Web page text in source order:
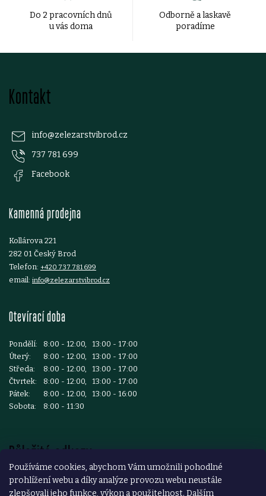
Používáme cookies, abychom Vám umožnili pohodlné
prohlížení webu a díky analýze provozu webu neustále
zlepšovali jeho funkce, výkon a použitelnost. Dalším
r
Do 2 pracovních dnů
u vás doma
Odborně a laskavě
poradíme
Kontakt
info@zelezarstvibrod.cz
737 781 699
Facebook
Kamenná prodejna
Kollárova 221
282 01 Český Brod
Telefon: +420 737 781 699
email: info@zelezarstvibrod.cz
Otevírací doba
Pondělí:
8:00 - 12:00, 13:00 - 17:00
Úterý:
8:00 - 12:00, 13:00 - 17:00
Středa:
8:00 - 12:00, 13:00 - 17:00
Čtvrtek:
8:00 - 12:00, 13:00 - 17:00
Pátek:
8:00 - 12:00, 13:00 - 16:00
Sobota:
8:00 - 11:30
Důležité odkazy
Reklamace a vrácení zboží